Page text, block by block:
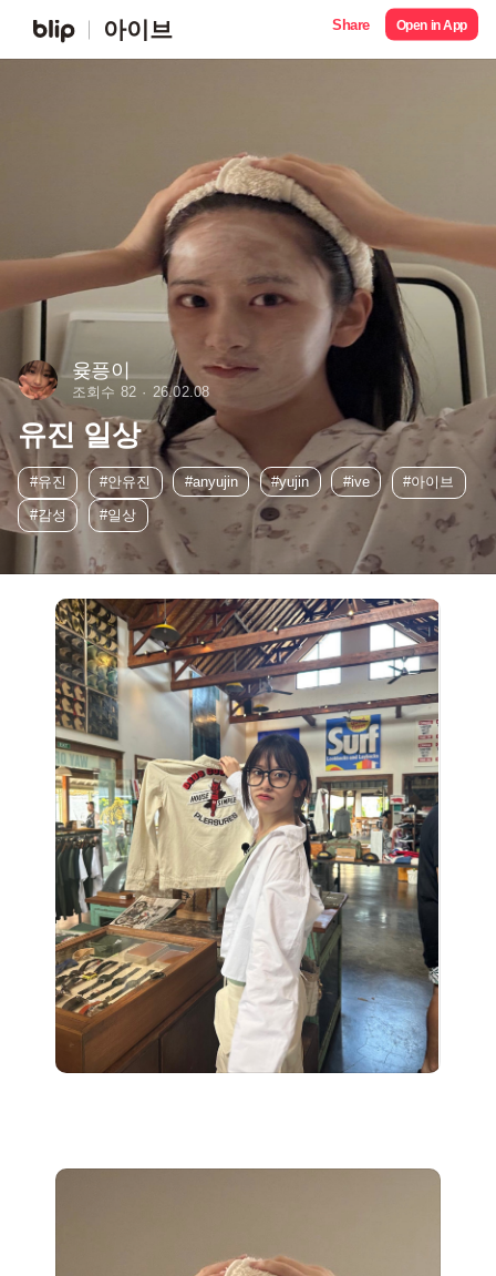
아이브 Share Open in App
윶픙이
조회수 82 26.02.08
유진 일상
#유진 #안유진 #anyujin #yujin #ive
#아이브
#감성
#일상